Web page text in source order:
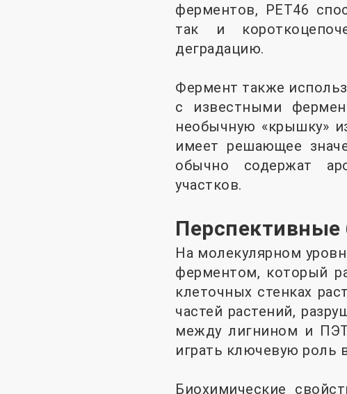
ферментов, PET46
так и
деградацию.
Фермент также
с известными
необычную «крышку»
имеет решающее
обычно содержат
участков.
Перспективные
На молекулярном
ферментом, который
клеточных стенках
частей растений,
между лигнином и
играть ключевую роль
Биохимические